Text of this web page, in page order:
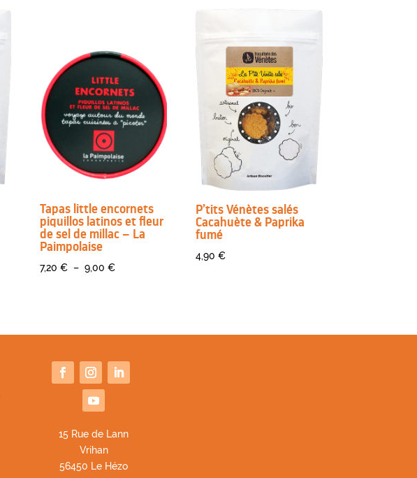
Tapas little encornets
piquillos latinos et fleur
de sel de millac – La
Paimpolaise
7,20 € – 9,00 €Plage
P’tits Vénètes salés
Cacahuète & Paprika
fumé
4,90 €
15 Rue de Lann
Vrihan
56450 Le Hézo